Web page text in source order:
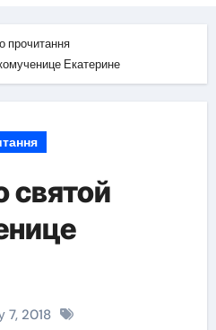
прочитання
Екатерине
святой
7, 2018